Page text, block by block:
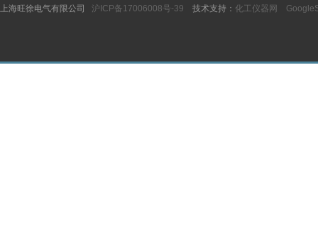
上海旺徐电气有限公司 沪ICP备17006008号-39 技术支持： 化工仪器网